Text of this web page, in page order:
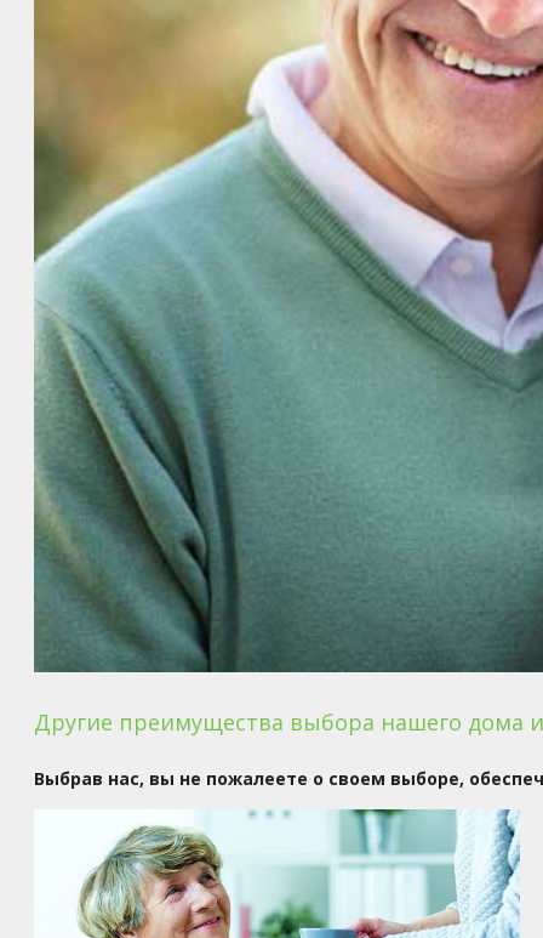
Другие преимущества выбора нашего дома
Выбрав нас, вы не пожалеете о своем выборе,